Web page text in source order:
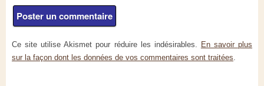
Ce site utilise Akismet pour réduire les indésirables. En savoir plus
sur la façon dont les données de vos commentaires sont traitées